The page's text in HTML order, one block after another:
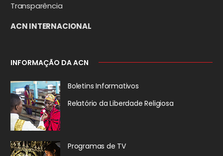
Transparência
ACN INTERNACIONAL
INFORMAÇÃO DA ACN
Boletins Informativos
Relatório da Liberdade Religiosa
Programas de TV